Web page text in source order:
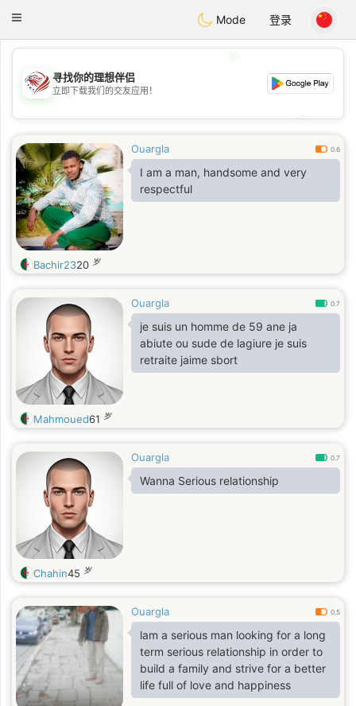
Dating
Toggle
Mode 登录
💖
💕
寻找你的理想伴侣
立即下载我们的交友应用！
Ouargla 0.6
I am a man, handsome and very
respectful
Bachir2320 岁
Ouargla 0.7
je suis un homme de 59 ane ja
abiute ou sude de lagiure je suis
retraite jaime sbort
Mahmoued61 岁
Ouargla 0.7
Wanna Serious relationship
Chahin45 岁
Ouargla 0.5
lam a serious man looking for a long
term serious relationship in order to
build a family and strive for a better
life full of love and happiness